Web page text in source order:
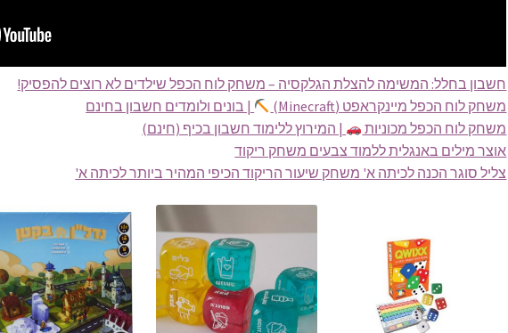
חשבון בחלל: המשימה להצלת הגלקסיה – משחק לוח הכפל שילדים לא רוצים להפסיק!
משחק לוח הכפל מיינקראפט (Minecraft)
| בונים ולומדים חשבון בחינם
משחק לוח הכפל מכוניות
| המירוץ ללימוד חשבון בכיף (חינם)
אוצר מילים באנגלית ללמוד צבעים משחק ריקוד
צליל סוגר הכנה לכיתה א' משחק שיעור הריקוד הכיפי המהיר ביותר לכיתה א'